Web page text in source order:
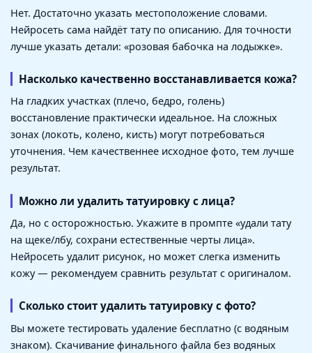
Нет. Достаточно указать местоположение словами.
Нейросеть сама найдёт тату по описанию. Для точности
лучше указать детали: «розовая бабочка на лодыжке».
Насколько качественно восстанавливается кожа?
На гладких участках (плечо, бедро, голень)
восстановление практически идеальное. На сложных
зонах (локоть, колено, кисть) могут потребоваться
уточнения. Чем качественнее исходное фото, тем лучше
результат.
Можно ли удалить татуировку с лица?
Да, но с осторожностью. Укажите в промпте «удали тату
на щеке/лбу, сохрани естественные черты лица».
Нейросеть удалит рисунок, но может слегка изменить
кожу — рекомендуем сравнить результат с оригиналом.
Сколько стоит удалить татуировку с фото?
Вы можете тестировать удаление бесплатно (с водяным
знаком). Скачивание финального файла без водяных